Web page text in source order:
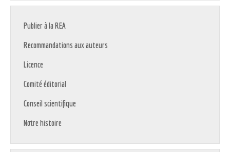
Publier à la REA
Recommandations aux auteurs
Licence
Comité éditorial
Conseil scientifique
Notre histoire